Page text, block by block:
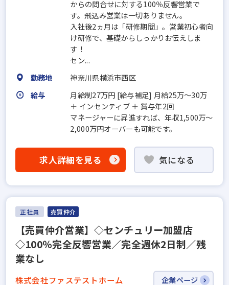
からの問合せに対する100％反響営業で
す。飛込み営業は一切ありません。
入社後2ヵ月は「研修期間」。営業初心者向
け研修で、基礎からしっかりお伝えしま
す！
セン...
勤務地
神奈川県横浜市西区
給与
月給制27万円 [給与補足] 月給25万～30万
＋ インセンティブ ＋ 賞与年2回
マネージャーに昇進すれば、年収1,500万～
2,000万円オーバーも可能です。
求人詳細を見る 気になる
正社員 売買仲介
【売買仲介営業】◇センチュリー加盟店
◇100％完全反響営業／完全週休2日制／残
業なし
株式会社ファステストホーム 企業ページ